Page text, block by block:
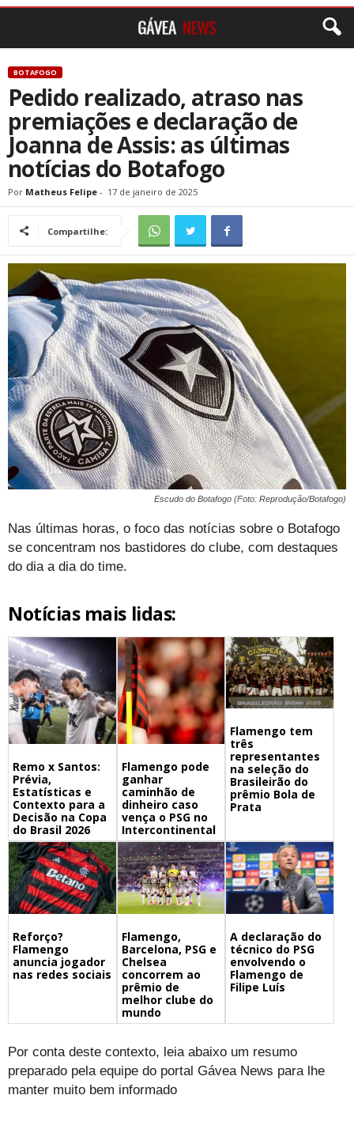
BOTAFOGO
Pedido realizado, atraso nas
premiações e declaração de
Joanna de Assis: as últimas
notícias do Botafogo
Por Matheus Felipe - 17 de janeiro de 2025
Compartilhe:
Escudo do Botafogo (Foto: Reprodução/Botafogo)
Nas últimas horas, o foco das notícias sobre o Botafogo
se concentram nos bastidores do clube, com destaques
do dia a dia do time.
Notícias mais lidas:
Remo x Santos:
Prévia,
Estatísticas e
Contexto para a
Decisão na Copa
do Brasil 2026
Flamengo pode
ganhar
caminhão de
dinheiro caso
vença o PSG no
Intercontinental
Flamengo tem
três
representantes
na seleção do
Brasileirão do
prêmio Bola de
Prata
Reforço?
Flamengo
anuncia jogador
nas redes sociais
Flamengo,
Barcelona, PSG e
Chelsea
concorrem ao
prêmio de
melhor clube do
mundo
A declaração do
técnico do PSG
envolvendo o
Flamengo de
Filipe Luís
Por conta deste contexto, leia abaixo um resumo
preparado pela equipe do portal Gávea News para lhe
manter muito bem informado